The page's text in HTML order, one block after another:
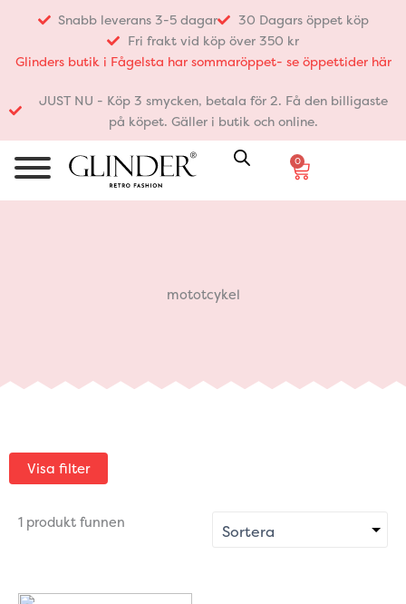
innehåll
Snabb leverans 3-5 dagar
30 Dagars öppet köp
Fri frakt vid köp över 350 kr
Glinders butik i Fågelsta har sommaröppet- se öppettider här
JUST NU - Köp 3 smycken, betala för 2. Få den billigaste
på köpet. Gäller i butik och online.
0
Varukorg
mototcykel
Visa filter
1 produkt funnen